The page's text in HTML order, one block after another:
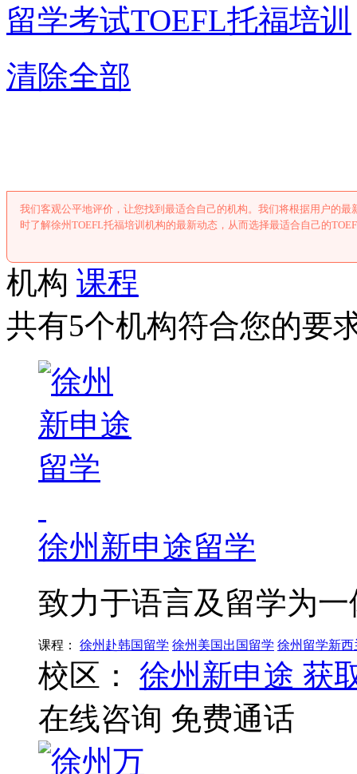
留学考试TOEFL托福培训
清除全部
我们客观公平地评价，让您找到最适合自己的机构。我们将根据用户的
时了解徐州TOEFL托福培训机构的最新动态，从而选择最适合自己的
机构 课程
共有5个机构符合您的要
徐州新申途留学
致力于语言及留学为
课程： 徐州赴韩国留学 徐州美国出国留学 徐州留学新西
校区： 徐州新申途 获
在线咨询 免费通话